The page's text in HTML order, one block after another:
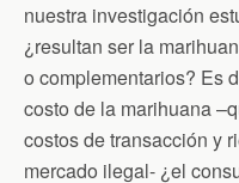
nuestra investigación
¿resultan ser la
o complementarios? Es
costo de la marihuana
costos de transacción y
mercado ilegal- ¿el